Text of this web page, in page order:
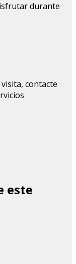
durante
contacte
este